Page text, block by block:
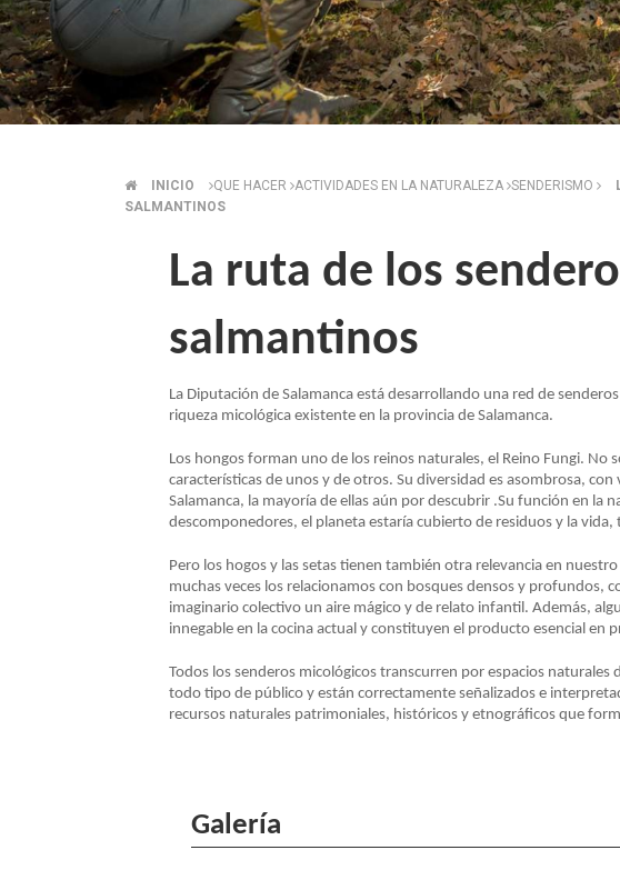
SOBRESCRIBIR
ENLACES
INICIO QUE HACER ACTIVIDADES EN LA NATURALEZA SENDERISMO
SALMANTINOS
La ruta de los
salmantinos
La Diputación de Salamanca está desarrollando una red de
riqueza micológica existente en la provincia de Salamanca.
Los hongos forman uno de los reinos naturales, el Reino Fungi. No
características de unos y de otros. Su diversidad es asombrosa, con
Salamanca, la mayoría de ellas aún por descubrir .Su función en la
descomponedores, el planeta estaría cubierto de residuos y la
Pero los hogos y las setas tienen también otra relevancia en
muchas veces los relacionamos con bosques densos y profundos,
imaginario colectivo un aire mágico y de relato infantil. Además,
innegable en la cocina actual y constituyen el producto esencial en
Todos los senderos micológicos transcurren por espacios naturales
todo tipo de público y están correctamente señalizados e
recursos naturales patrimoniales, históricos y etnográficos que
Galería